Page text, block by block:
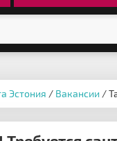
Эстония / Вакансии /